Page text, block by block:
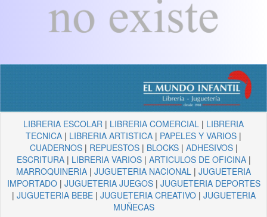
LIBRERIA ESCOLAR | LIBRERIA COMERCIAL | LIBRERIA
TECNICA | LIBRERIA ARTISTICA | PAPELES Y VARIOS |
CUADERNOS| REPUESTOS| BLOCKS| ADHESIVOS|
ESCRITURA| LIBRERIA VARIOS| ARTICULOS DE OFICINA|
MARROQUINERIA | JUGUETERIA NACIONAL | JUGUETERIA
IMPORTADO| JUGUETERIA JUEGOS| JUGUETERIA DEPORTES
| JUGUETERIA BEBE| JUGUETERIA CREATIVO| JUGUETERIA
MUÑECAS